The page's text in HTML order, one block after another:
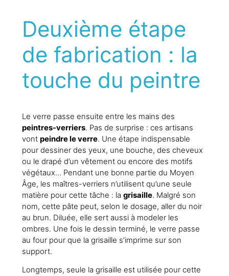
Deuxième étape
de fabrication : la
touche du peintre
Le verre passe ensuite entre les mains des
peintres-verriers. Pas de surprise : ces artisans
vont peindre le verre. Une étape indispensable
pour dessiner des yeux, une bouche, des cheveux
ou le drapé d’un vêtement ou encore des motifs
végétaux… Pendant une bonne partie du Moyen
Âge, les maîtres-verriers n’utilisent qu’une seule
matière pour cette tâche : la grisaille. Malgré son
nom, cette pâte peut, selon le dosage, aller du noir
au brun. Diluée, elle sert aussi à modeler les
ombres. Une fois le dessin terminé, le verre passe
au four pour que la grisaille s’imprime sur son
support.
Longtemps, seule la grisaille est utilisée pour cette